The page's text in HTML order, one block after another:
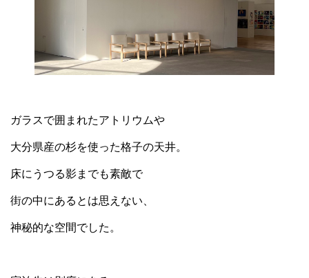
ガラスで囲まれたアトリウムや
大分県産の杉を使った格子の天井。
床にうつる影までも素敵で
街の中にあるとは思えない、
神秘的な空間でした。